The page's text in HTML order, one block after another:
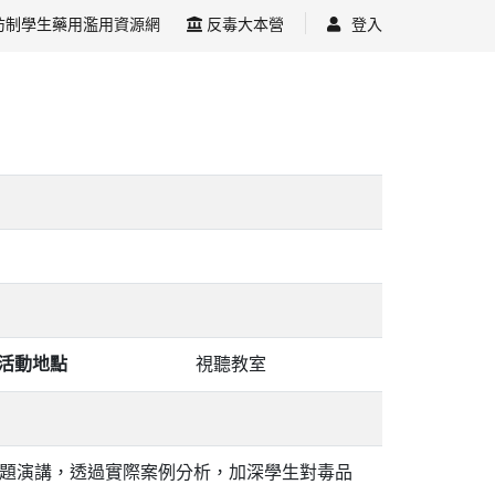
學生藥用濫用資源網 反毒大本營 登入
動地點 視聽教室
演講，透過實際案例分析，加深學生對毒品